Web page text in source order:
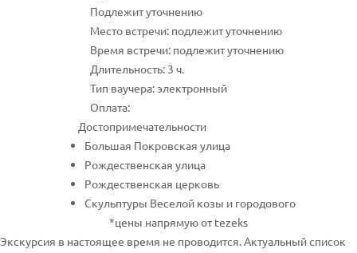
Подлежит уточнению
Место встречи: подлежит уточнению
Время встречи: подлежит уточнению
Длительность: 3 ч.
Тип ваучера: электронный
Оплата:
Достопримечательности
Большая Покровская улица
Рождественская улица
Рождественская церковь
Скульптуры Веселой козы и городового
*цены напрямую от tezeks
Экскурсия в настоящее время не проводится. Актуальный список